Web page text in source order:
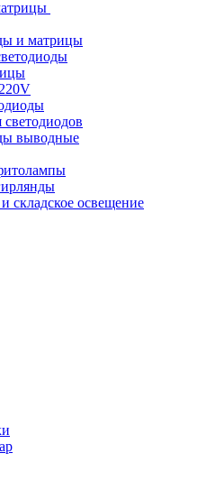
и матрицы
выводные
складское освещение